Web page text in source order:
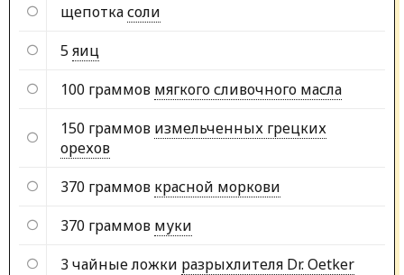
щепоткасоли
5яиц
100 граммов мягкого сливочного масла
150 граммов измельченных грецких
орехов
370 граммов красной моркови
370 граммов муки
3 чайные ложки разрыхлителя Dr. Oetker